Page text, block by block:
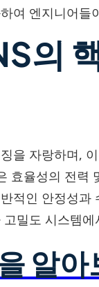
여 엔지니어
의
을 자랑하며,
효율성의 전력
적인 안정성
밀도 시스템
알